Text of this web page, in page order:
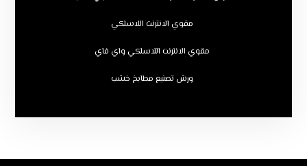
مقوي الانترنت اللاسلكي
مقوي الانترنت اللاسلكي واي فاي
ورش تصنيع مطابخ خشب